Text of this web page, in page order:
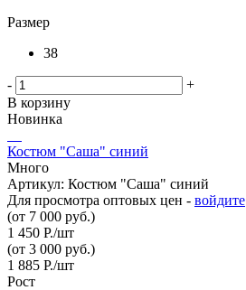
Размер
38
-
+
В корзину
Новинка
Костюм "Саша" синий
Много
Артикул: Костюм "Саша" синий
Для просмотра оптовых цен - войдите
(от 7 000 руб.)
1 450 Р./шт
(от 3 000 руб.)
1 885 Р./шт
Рост